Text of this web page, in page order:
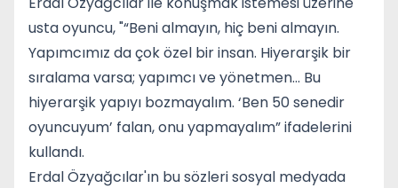
usta oyuncu, "“Beni almayın, hiç beni almayın.
Yapımcımız da çok özel bir insan. Hiyerarşik bir
sıralama varsa; yapımcı ve yönetmen… Bu
hiyerarşik yapıyı bozmayalım. ‘Ben 50 senedir
oyuncuyum’ falan, onu yapmayalım” ifadelerini
kullandı.
Erdal Özyağcılar'ın bu sözleri sosyal medyada